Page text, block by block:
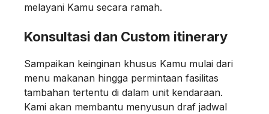
melayani Kamu secara ramah.
Konsultasi dan Custom itinerary
Sampaikan keinginan khusus Kamu mulai dari
menu makanan hingga permintaan fasilitas
tambahan tertentu di dalam unit kendaraan.
Kami akan membantu menyusun draf jadwal